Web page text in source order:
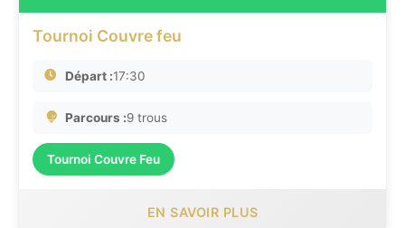
Tournoi Couvre feu
Départ :17:30
Parcours :9 trous
Tournoi Couvre Feu
EN SAVOIR PLUS